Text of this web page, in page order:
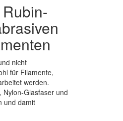
nicht
für Filamente,
werden.
Nylon-Glasfaser und
und damit